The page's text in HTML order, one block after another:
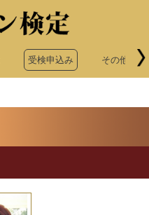
受検申込み その他申込